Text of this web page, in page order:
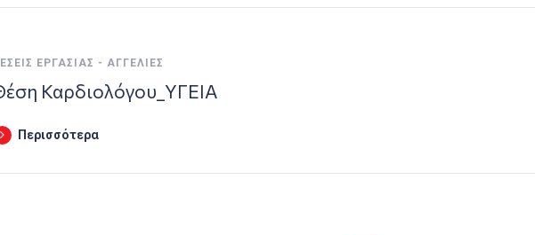
ΕΡΓΑΣΊΑΣ - ΑΓΓΕΛΊΕΣ
Καρδιολόγου_ΥΓΕΙΑ
Περισσότερα